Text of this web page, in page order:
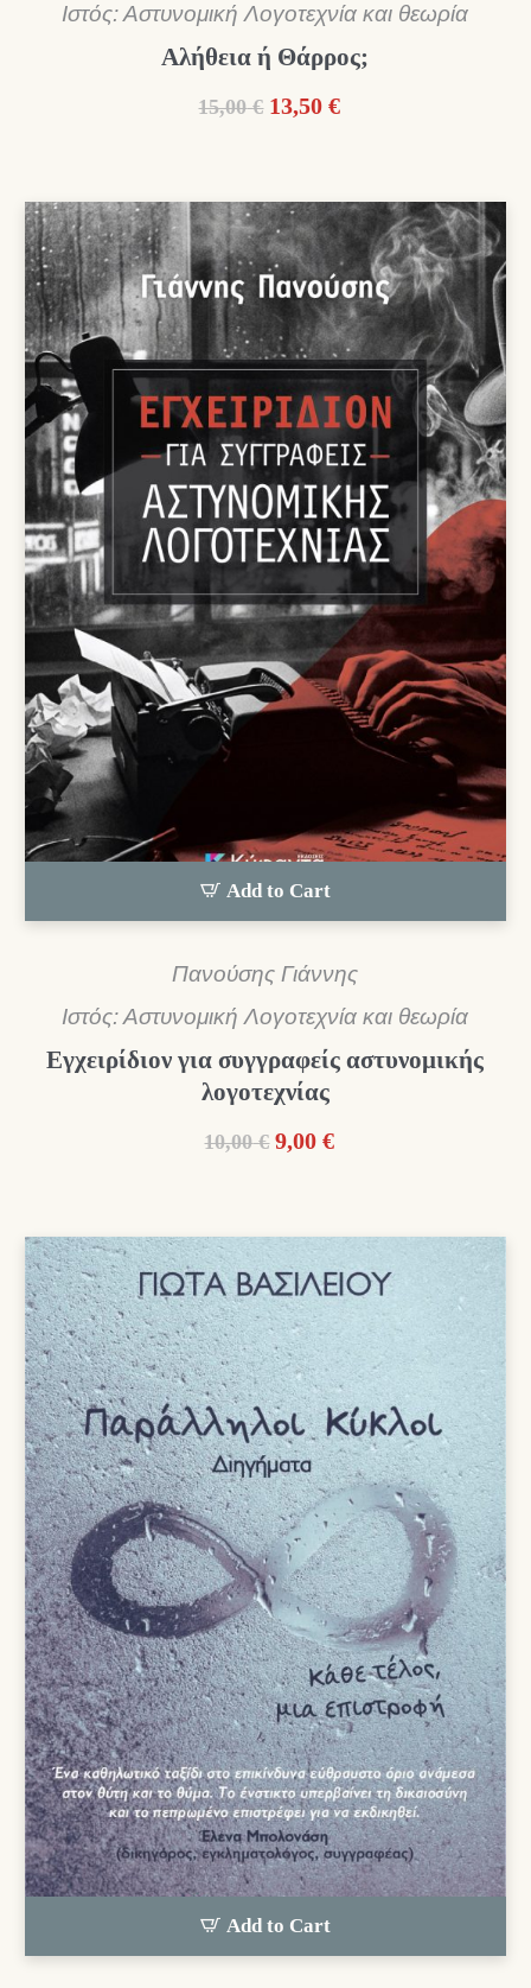
Ιστός: Αστυνομική Λογοτεχνία και θεωρία
Αλήθεια ή Θάρρος;
15,00 € Original
15,00 €.
13,50 €Η
είναι:
13,50 €.
Add to Cart
Πανούσης Γιάννης
Ιστός: Αστυνομική Λογοτεχνία και θεωρία
Εγχειρίδιον για συγγραφείς αστυνομικής
λογοτεχνίας
10,00 € Original
10,00 €.
9,00 €Η
είναι:
9,00 €.
Add to Cart